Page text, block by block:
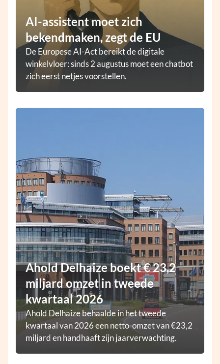
AI-assistent moet zich
bekendmaken, zegt de EU
De Europese AI-Act bereikt de digitale
winkelvloer: sinds 2 augustus moet een chatbot
zich eerst netjes voorstellen.
Ahold Delhaize boekt € 23,2
miljard omzet in tweede
kwartaal 2026
Ahold Delhaize behaalde in het tweede
kwartaal van 2026 een netto-omzet van €23,2
miljard en handhaaft zijn jaarverwachting.